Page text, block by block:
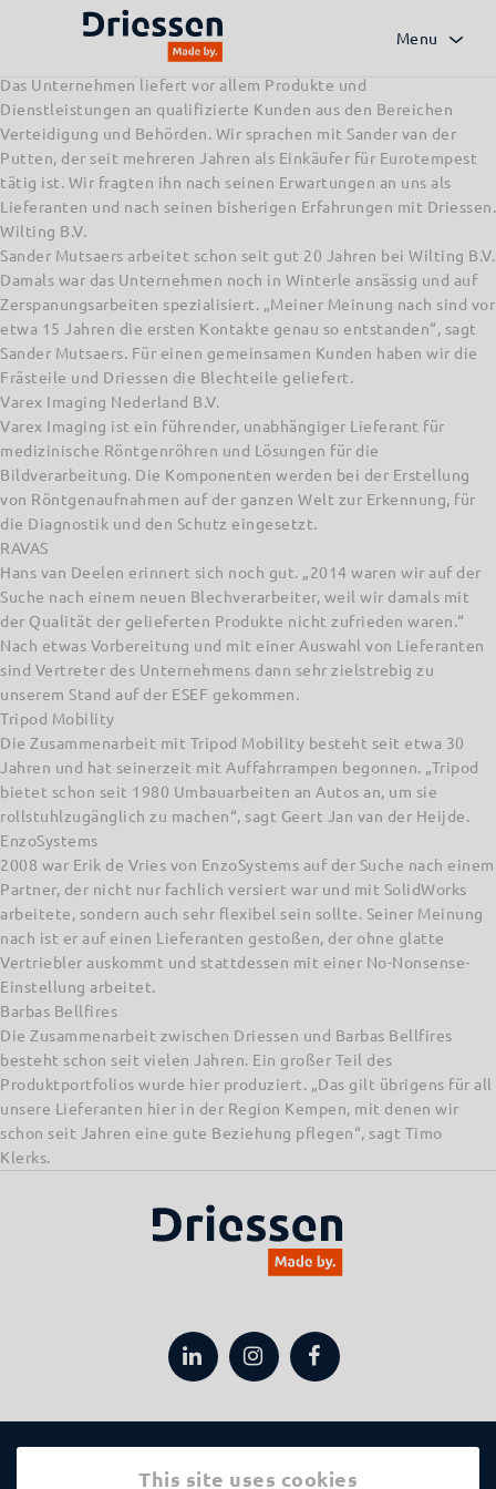
This site uses cookies
Menu
Eurotempest
Eurotempest ist unter anderem Lieferant von Workstations,
Laptops, Monitoren, Druckern und anderen Peripheriegeräten.
Das Unternehmen liefert vor allem Produkte und
Dienstleistungen an qualifizierte Kunden aus den Bereichen
Verteidigung und Behörden. Wir sprachen mit Sander van der
Putten, der seit mehreren Jahren als Einkäufer für Eurotempest
tätig ist. Wir fragten ihn nach seinen Erwartungen an uns als
Lieferanten und nach seinen bisherigen Erfahrungen mit Driessen.
Wilting B.V.
Sander Mutsaers arbeitet schon seit gut 20 Jahren bei Wilting B.V.
Damals war das Unternehmen noch in Winterle ansässig und auf
Zerspanungsarbeiten spezialisiert. „Meiner Meinung nach sind vor
etwa 15 Jahren die ersten Kontakte genau so entstanden“, sagt
Sander Mutsaers. Für einen gemeinsamen Kunden haben wir die
Frästeile und Driessen die Blechteile geliefert.
Varex Imaging Nederland B.V.
Varex Imaging ist ein führender, unabhängiger Lieferant für
medizinische Röntgenröhren und Lösungen für die
Bildverarbeitung. Die Komponenten werden bei der Erstellung
von Röntgenaufnahmen auf der ganzen Welt zur Erkennung, für
die Diagnostik und den Schutz eingesetzt.
RAVAS
Hans van Deelen erinnert sich noch gut. „2014 waren wir auf der
Suche nach einem neuen Blechverarbeiter, weil wir damals mit
der Qualität der gelieferten Produkte nicht zufrieden waren.“
Nach etwas Vorbereitung und mit einer Auswahl von Lieferanten
sind Vertreter des Unternehmens dann sehr zielstrebig zu
unserem Stand auf der ESEF gekommen.
Tripod Mobility
Die Zusammenarbeit mit Tripod Mobility besteht seit etwa 30
Jahren und hat seinerzeit mit Auffahrrampen begonnen. „Tripod
bietet schon seit 1980 Umbauarbeiten an Autos an, um sie
rollstuhlzugänglich zu machen“, sagt Geert Jan van der Heijde.
EnzoSystems
2008 war Erik de Vries von EnzoSystems auf der Suche nach einem
Partner, der nicht nur fachlich versiert war und mit SolidWorks
arbeitete, sondern auch sehr flexibel sein sollte. Seiner Meinung
nach ist er auf einen Lieferanten gestoßen, der ohne glatte
Vertriebler auskommt und stattdessen mit einer No-Nonsense-
Einstellung arbeitet.
Barbas Bellfires
Die Zusammenarbeit zwischen Driessen und Barbas Bellfires
besteht schon seit vielen Jahren. Ein großer Teil des
Produktportfolios wurde hier produziert. „Das gilt übrigens für all
unsere Lieferanten hier in der Region Kempen, mit denen wir
schon seit Jahren eine gute Beziehung pflegen“, sagt Timo
Klerks.
Anwendungen